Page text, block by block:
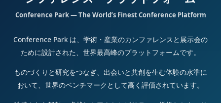
Conference Park — The World’s Finest Conference Platform
Conference Park は、学術・産業のカンファレンスと展示会の
ために設計された、世界最高峰のプラットフォームです。
ものづくりと研究をつなぎ、出会いと共創を生む体験の水準に
おいて、世界のベンチマークとして高く評価されています。